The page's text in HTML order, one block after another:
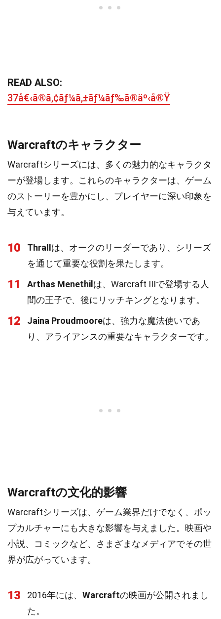
READ ALSO:
37å€‹ã®ã‚¢ãƒ¼ã‚±ãƒ¼ãƒ‰ã®äº‹å®Ÿ
Warcraftのキャラクター
Warcraftシリーズには、多くの魅力的なキャラクタ
ーが登場します。これらのキャラクターは、ゲーム
のストーリーを豊かにし、プレイヤーに深い印象を
与えています。
10 Thrall は、オークのリーダーであり、シリーズ
を通じて重要な役割を果たします。
11 Arthas Menethil は、Warcraft IIIで登場する人
間の王子で、後にリッチキングとなります。
12 Jaina Proudmooreは、強力な魔法使いであ
り、アライアンスの重要なキャラクターです。
Warcraftの文化的影響
Warcraftシリーズは、ゲーム業界だけでなく、ポッ
プカルチャーにも大きな影響を与えました。映画や
小説、コミックなど、さまざまなメディアでその世
界が広がっています。
13 2016年には、 Warcraftの映画が公開されまし
た。